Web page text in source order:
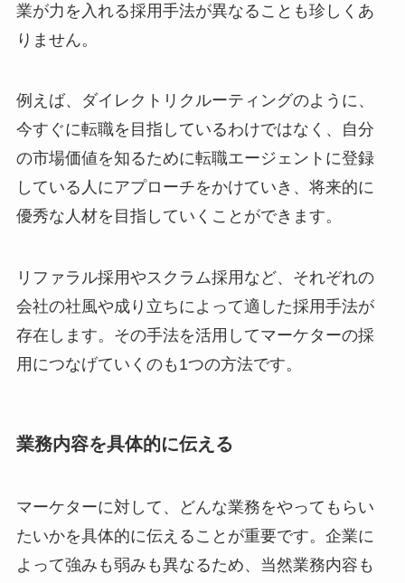
業が力を入れる採用手法が異なることも珍しくあ
りません。
例えば、ダイレクトリクルーティングのように、
今すぐに転職を目指しているわけではなく、自分
の市場価値を知るために転職エージェントに登録
している人にアプローチをかけていき、将来的に
優秀な人材を目指していくことができます。
リファラル採用やスクラム採用など、それぞれの
会社の社風や成り立ちによって適した採用手法が
存在します。その手法を活用してマーケターの採
用につなげていくのも1つの方法です。
業務内容を具体的に伝える
マーケターに対して、どんな業務をやってもらい
たいかを具体的に伝えることが重要です。企業に
よって強みも弱みも異なるため、当然業務内容も